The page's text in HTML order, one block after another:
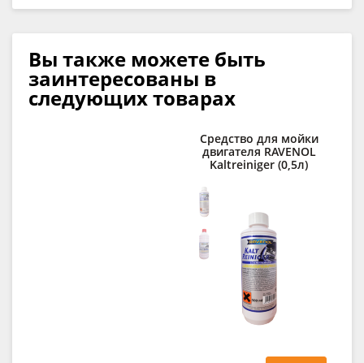
Вы также можете быть
заинтересованы в
следующих товарах
Средство для мойки
двигателя RAVENOL
Kaltreiniger (0,5л)